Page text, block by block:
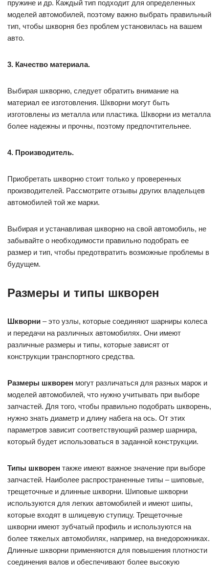
пружине и др. Каждый тип подходит для определенных
моделей автомобилей, поэтому важно выбрать правильный
тип, чтобы шкворня без проблем установилась на вашем
авто.
3. Качество материала.
Выбирая шкворню, следует обратить внимание на
материал ее изготовления. Шкворни могут быть
изготовлены из металла или пластика. Шкворни из металла
более надежны и прочны, поэтому предпочтительнее.
4. Производитель.
Приобретать шкворню стоит только у проверенных
производителей. Рассмотрите отзывы других владельцев
автомобилей той же марки.
Выбирая и устанавливая шкворню на свой автомобиль, не
забывайте о необходимости правильно подобрать ее
размер и тип, чтобы предотвратить возможные проблемы в
будущем.
Размеры и типы шкворен
Шкворни – это узлы, которые соединяют шарниры колеса
и передачи на различных автомобилях. Они имеют
различные размеры и типы, которые зависят от
конструкции транспортного средства.
Размеры шкворен могут различаться для разных марок и
моделей автомобилей, что нужно учитывать при выборе
запчастей. Для того, чтобы правильно подобрать шкворень,
нужно знать диаметр и длину набега на ось. От этих
параметров зависит соответствующий размер шарнира,
который будет использоваться в заданной конструкции.
Типы шкворен также имеют важное значение при выборе
запчастей. Наиболее распространенные типы – шиповые,
трещеточные и длинные шкворни. Шиповые шкворни
используются для легких автомобилей и имеют шипы,
которые входят в шлицевую ступицу. Трещеточные
шкворни имеют зубчатый профиль и используются на
более тяжелых автомобилях, например, на внедорожниках.
Длинные шкворни применяются для повышения плотности
соединения валов и обеспечивают более высокую